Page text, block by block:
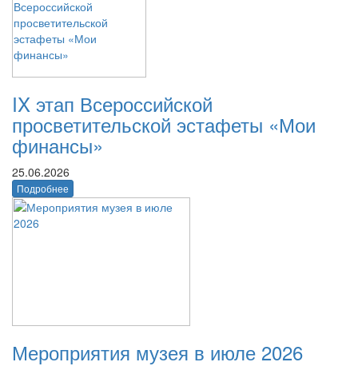
IX этап Всероссийской
просветительской эстафеты «Мои
финансы»
25.06.2026
Подробнее
Мероприятия музея в июле 2026